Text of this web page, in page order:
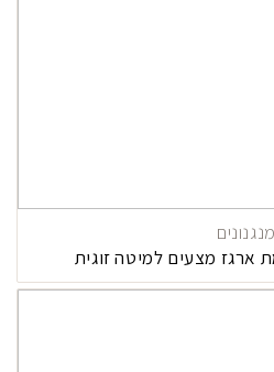
מנגנונים
ארגז מצעים למיטה זוגית